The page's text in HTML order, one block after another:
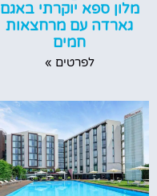
מלון ספא יוקרתי באגם
גארדה עם מרחצאות
חמים
לפרטים »